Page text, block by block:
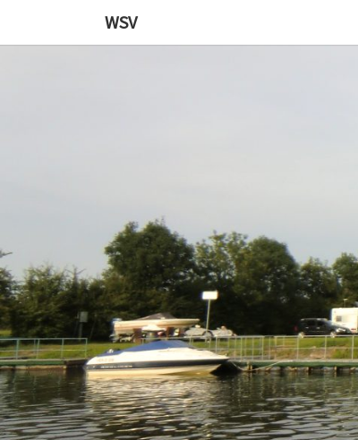
WSV